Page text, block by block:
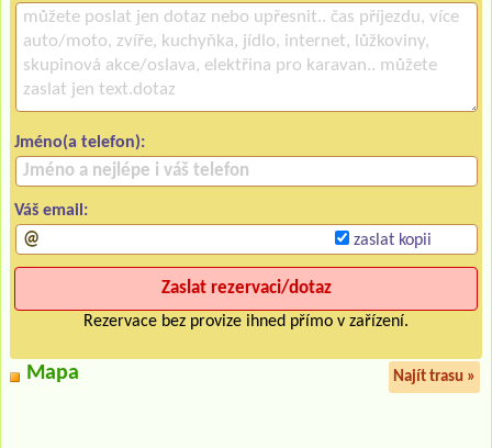
Jméno(a telefon):
Váš email:
zaslat kopii
Rezervace bez provize ihned přímo v zařízení.
Mapa Najít trasu »